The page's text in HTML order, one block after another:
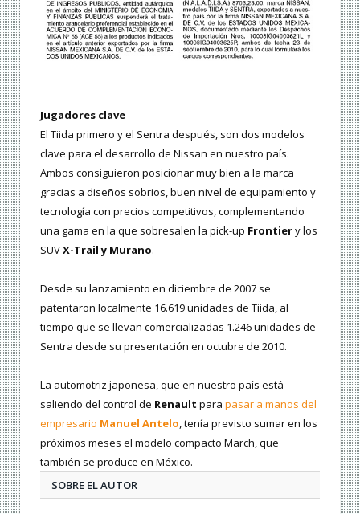
Jugadores clave
El Tiida primero y el Sentra después, son dos modelos
clave para el desarrollo de Nissan en nuestro país.
Ambos consiguieron posicionar muy bien a la marca
gracias a diseños sobrios, buen nivel de equipamiento y
tecnología con precios competitivos, complementando
una gama en la que sobresalen la pick-up Frontiery los
SUVX-Trail y Murano.
Desde su lanzamiento en diciembre de 2007 se
patentaron localmente 16.619 unidades de Tiida, al
tiempo que se llevan comercializadas 1.246 unidades de
Sentra desde su presentación en octubre de 2010.
La automotriz japonesa, que en nuestro país está
saliendo del control de Renault para pasar a manos del
empresario Manuel Antelo, tenía previsto sumar en los
próximos meses el modelo compacto March, que
también se produce en México.
SOBRE EL AUTOR